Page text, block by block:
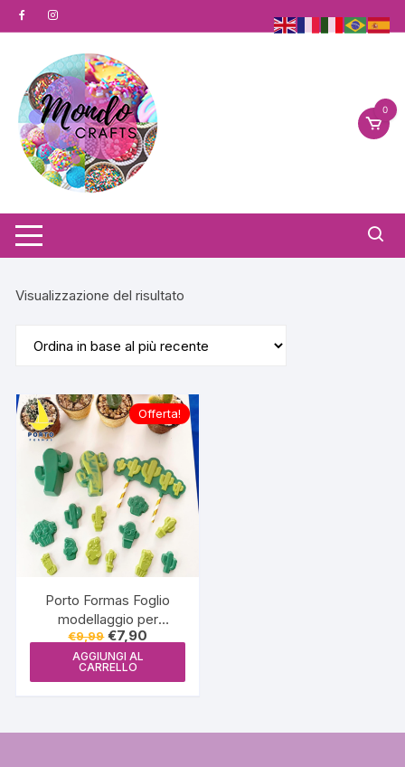
al
0
Visualizzazione del risultato
Offerta!
Porto Formas Foglio
modellaggio per
cioccolato Cactus
(cactos) – PF 872
€9,99 Il
prezzo
originale
era:
€7,90
prezzo
AGGIUNGI AL
CARRELLO